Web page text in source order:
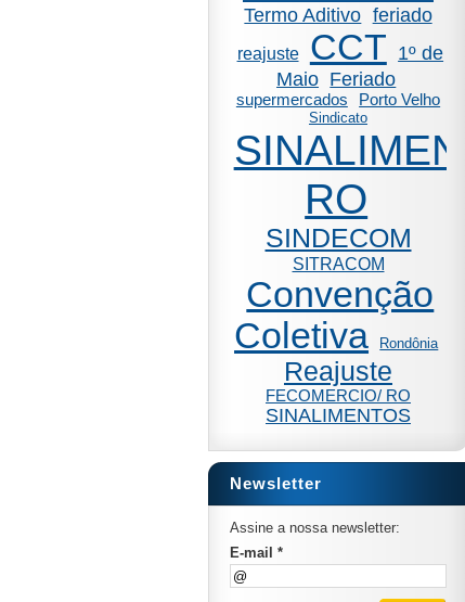
Termo Aditivo feriado
reajuste CCT 1º de
Maio Feriado
supermercados Porto Velho
Sindicato
RO
SINDECOM
SITRACOM
Convenção
Coletiva
Rondônia
Reajuste
FECOMERCIO/ RO
SINALIMENTOS
Newsletter
Assine a nossa newsletter:
E-mail *